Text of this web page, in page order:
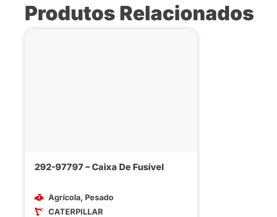
Produtos Relacionados
292-97797 – Caixa De Fusível
Agrícola, Pesado
CATERPILLAR